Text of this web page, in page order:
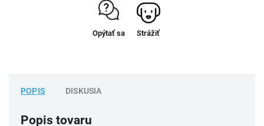
Opýtať sa Strážiť
POPIS DISKUSIA
Popis tovaru